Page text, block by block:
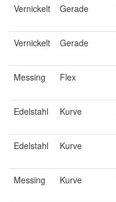
Vernickelt Gerade
Vernickelt Gerade
Messing Flex
Edelstahl Kurve
Edelstahl Kurve
Messing Kurve